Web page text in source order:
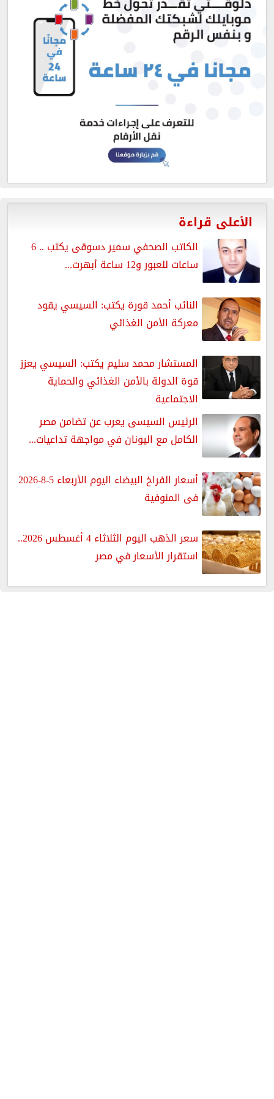
الأعلى قراءة
الكاتب الصحفي سمير دسوقى يكتب .. 6
ساعات للعبور و12 ساعة أبهرت...
النائب أحمد قورة يكتب: السيسي يقود
معركة الأمن الغذائي
المستشار محمد سليم يكتب: السيسي يعزز
قوة الدولة بالأمن الغذائي والحماية
الاجتماعية
الرئيس السيسى يعرب عن تضامن مصر
الكامل مع اليونان في مواجهة تداعيات...
أسعار الفراخ البيضاء اليوم الأربعاء 5-8-2026
فى المنوفية
سعر الذهب اليوم الثلاثاء 4 أغسطس 2026..
استقرار الأسعار في مصر